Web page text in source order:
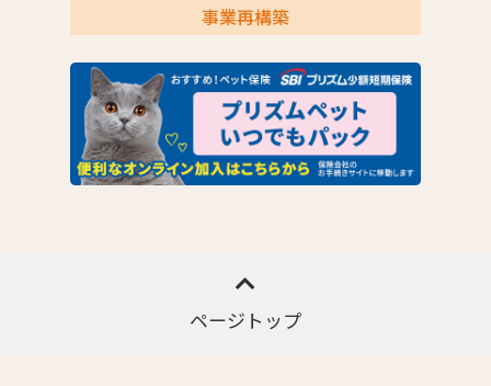
事業再構築
ページトップ